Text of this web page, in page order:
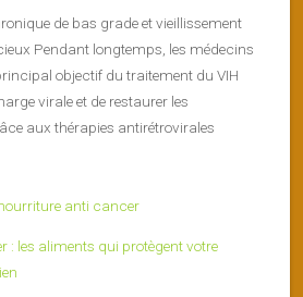
de bas grade et vieillissement
Pendant longtemps, les médecins
objectif du traitement du VIH
virale et de restaurer les
aux thérapies antirétrovirales
: les aliments qui protègent votre